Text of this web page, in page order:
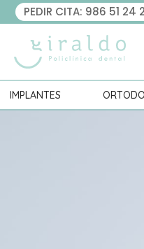
PEDIR CITA: 986 51 24
IMPLANTES